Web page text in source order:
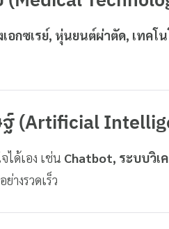
เอกซเรย์, หุ่นยนต์ผ่าตัด, เทคโ
(Artificial
ได้เอง เช่น Chatbot, ระบบวิเ
างรวดเร็ว